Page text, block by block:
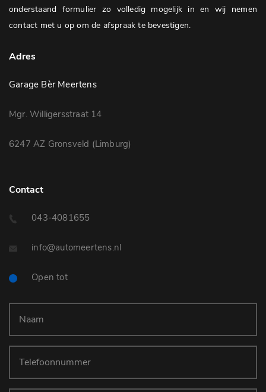
onderstaand formulier zo volledig mogelijk in en wij nemen
contact met u op om de afspraak te bevestigen.
Adres
Garage Bèr Meertens
Mgr. Willigersstraat 14
6247 AZ Gronsveld (Limburg)
Contact
043-4081655
info@automeertens.nl
Open tot